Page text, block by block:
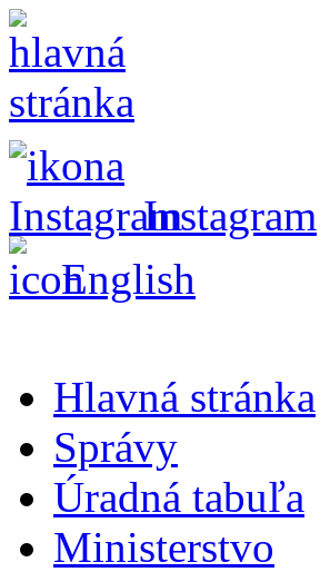
Instagram
English
Hlavná stránka
Správy
Úradná tabuľa
Ministerstvo